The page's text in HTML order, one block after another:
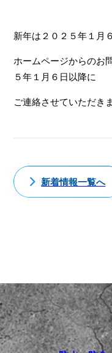
新年は２０２５年１月
ホームページからのお
５年１月６日以降に
ご連絡させていただき
新着情報一覧へ